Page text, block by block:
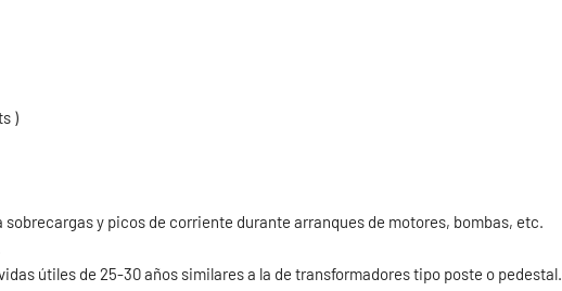
)
y picos de corriente durante arranques de motores, bombas, etc.
útiles de 25-30 años similares a la de transformadores tipo poste o pedestal.